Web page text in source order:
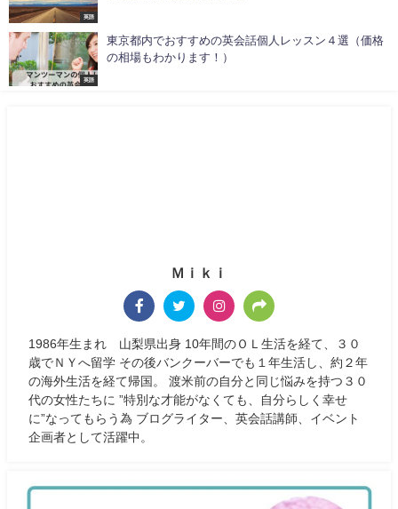
英語
英語
東京都内でおすすめの英会話個人レッスン４選（価格
の相場もわかります！）
Ｍｉｋｉ
1986年生まれ 山梨県出身 10年間のＯＬ生活を経て、３０
歳でＮＹへ留学 その後バンクーバーでも１年生活し、約２年
の海外生活を経て帰国。 渡米前の自分と同じ悩みを持つ３０
代の女性たちに ”特別な才能がなくても、自分らしく幸せ
に”なってもらう為 ブログライター、英会話講師、イベント
企画者として活躍中。